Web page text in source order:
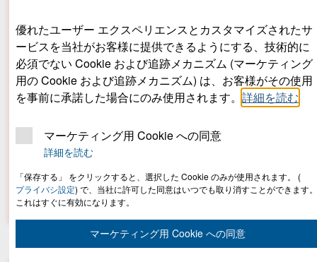
2025年6⽉1⽇(⽇)よりボッシュサービスソリューシ
ョンズ株式会社は、下記の住所に移転いたしまし
た。
新住所: 〒170-0013 東京都豊島区東池袋1-25-6 PMO
池袋7F
新代表電話番号: 03-6759-5300
優れたユーザー エクスペリエンスとカスタマイズされたサ
ービスを当社がお客様に提供できるようにする、技術的に
必須でない Cookie および追跡メカニズム (マーケティング
用の Cookie および追跡メカニズム) は、お客様がその使用
を事前に承諾した場合にのみ使用されます。詳細を読む
マーケティング用 Cookie への同意
詳細を読む
「保存する」 をクリックすると、選択した Cookie のみが使用されます。 (
プライバシ設定) で、当社に許可した同意はいつでも取り消すことができます
これはすぐに有効になります。
マーケティング用 Cookie への同意